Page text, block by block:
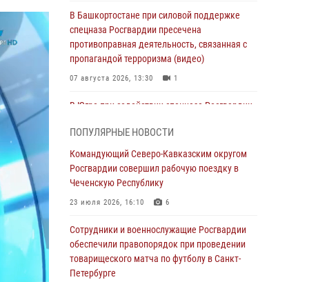
В Башкортостане при силовой поддержке
спецназа Росгвардии пресечена
противоправная деятельность, связанная с
пропагандой терроризма (видео)
07 августа 2026, 13:30 1
В Югре при содействии спецназа Росгвардии
миграционного законодательства
07 августа 2026, 12:54
Тонувшего ребенка спас росгвардеец в
Юные гости из летних лагерей посетили
кинологический центр Росгвардии (видео)
07 августа 2026, 12:20
ПОПУЛЯРНЫЕ НОВОСТИ
Командующий Северо-Кавказским округом
Росгвардии совершил рабочую поездку в
Чеченскую Республику
23 июля 2026, 16:10 6
Сотрудники и военнослужащие Росгвардии
обеспечили правопорядок при проведении
товарищеского матча по футболу в Санкт-
Петербурге